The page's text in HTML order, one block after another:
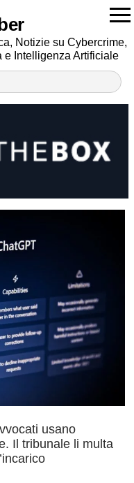
Notizie su Cybercrime,
e Intelligenza Artificiale
usano
Il tribunale li multa